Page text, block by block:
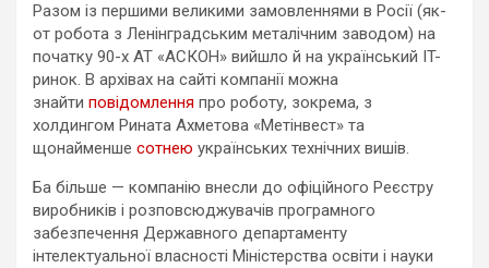
Разом із першими великими замовленнями в Росії (як-
от робота з Ленінградським металічним заводом) на
початку 90-х АТ «АСКОН» вийшло й на український IT-
ринок. В архівах на сайті компанії можна
знайти повідомлення про роботу, зокрема, з
холдингом Рината Ахметова «Метінвест» та
щонайменше сотнею українських технічних вишів.
Ба більше — компанію внесли до офіційного Реєстру
виробників і розповсюджувачів програмного
забезпечення Державного департаменту
інтелектуальної власності Міністерства освіти і науки